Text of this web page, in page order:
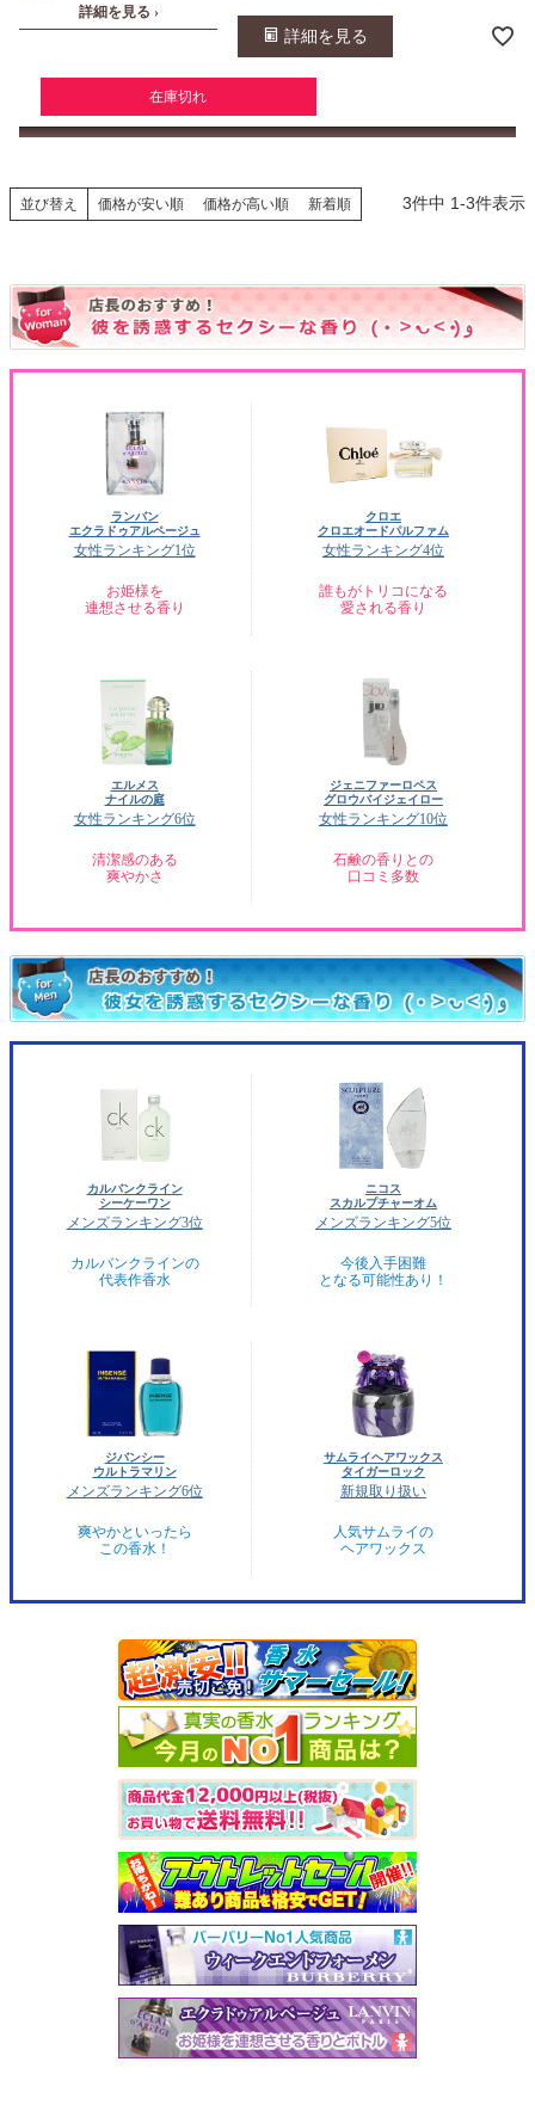
詳細を見る ›
詳細を見る
在庫切れ
並び替え 価格が安い順 価格が高い順 新着順 3件中 1-3件表示
ランバン
エクラドゥアルページュ
女性ランキング1位
お姫様を
連想させる香り
クロエ
クロエオードパルファム
女性ランキング4位
誰もがトリコになる
愛される香り
エルメス
ナイルの庭
女性ランキング6位
清潔感のある
爽やかさ
ジェニファーロペス
グロウバイジェイロー
女性ランキング10位
石鹸の香りとの
口コミ多数
カルバンクライン
シーケーワン
メンズランキング3位
カルバンクラインの
代表作香水
ニコス
スカルプチャーオム
メンズランキング5位
今後入手困難
となる可能性あり！
ジバンシー
ウルトラマリン
メンズランキング6位
爽やかといったら
この香水！
サムライヘアワックス
タイガーロック
新規取り扱い
人気サムライの
ヘアワックス